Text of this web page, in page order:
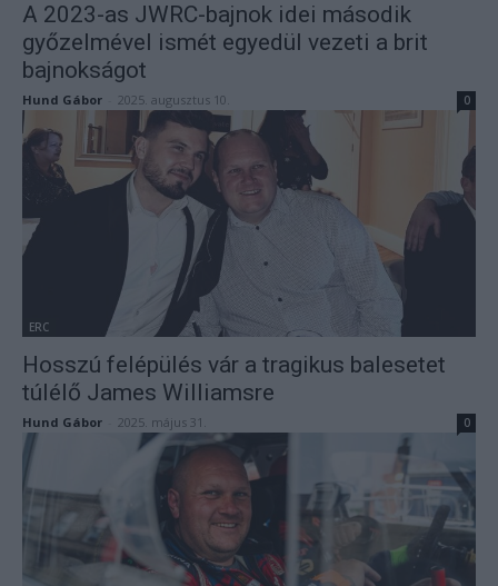
A 2023-as JWRC-bajnok idei második
győzelmével ismét egyedül vezeti a brit
bajnokságot
Hund Gábor 2025. augusztus 10. 0
ERC
Hosszú felépülés vár a tragikus balesetet
túlélő James Williamsre
Hund Gábor 2025. május 31. 0